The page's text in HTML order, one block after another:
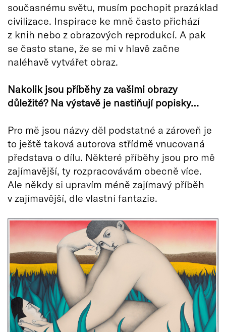
současnému světu, musím pochopit prazáklad
civilizace. Inspirace ke mně často přichází
z knih nebo z obrazových reprodukcí. A pak
se často stane, že se mi v hlavě začne
naléhavě vytvářet obraz.
Nakolik jsou příběhy za vašimi obrazy
důležité? Na výstavě je nastiňují popisky…
Pro mě jsou názvy děl podstatné a zároveň je
to ještě taková autorova střídmě vnucovaná
představa o dílu. Některé příběhy jsou pro mě
zajímavější, ty rozpracovávám obecně více.
Ale někdy si upravím méně zajímavý příběh
v zajímavější, dle vlastní fantazie.